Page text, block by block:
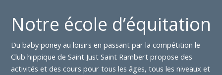
Notre école d’équitation
Du baby poney au loisirs en passant par la compétition le
Club hippique de Saint Just Saint Rambert propose des
activités et des cours pour tous les âges, tous les niveaux et